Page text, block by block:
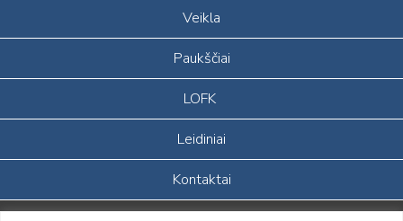
Veikla
Paukščiai
LOFK
Leidiniai
Kontaktai